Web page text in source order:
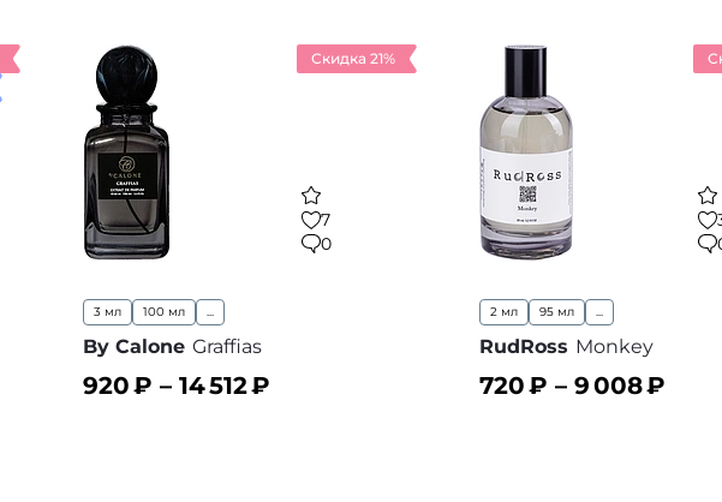
Скидка 21%
7
0
3 мл 100 мл ...
By Calone Graffias
920₽ – 14 512₽
2 мл 95 мл ...
RudRoss Monkey
720₽ – 9 008₽